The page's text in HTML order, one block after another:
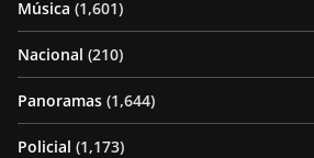
Música (1,601)
Nacional (210)
Panoramas (1,644)
Policial (1,173)